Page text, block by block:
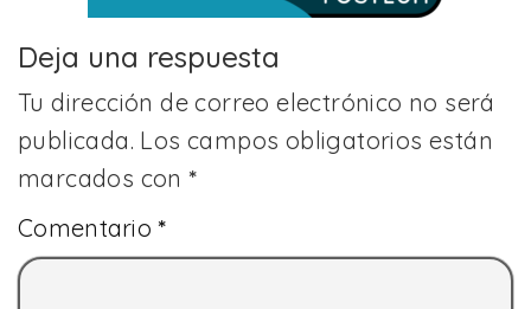
Deja una respuesta
Tu dirección de correo electrónico no será
publicada. Los campos obligatorios están
marcados con*
Comentario*